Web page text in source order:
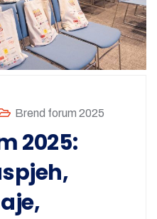
Brend forum 2025
2025: